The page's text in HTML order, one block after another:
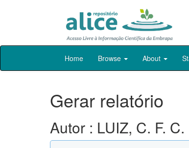
Skip
Home Browse About
Gerar relatório
Autor : LUIZ, C. F. C.